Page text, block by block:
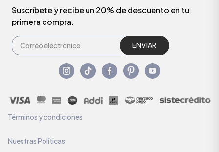
Suscríbete y recibe un 20% de descuento en tu
primera compra.
ENVIAR
Términos y condiciones
Nuestras Políticas